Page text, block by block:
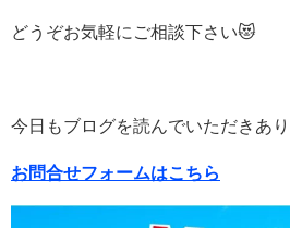
どうぞお気軽にご相談下さい😻
今日もブログを読んでいただきあ
お問合せフォームはこちら